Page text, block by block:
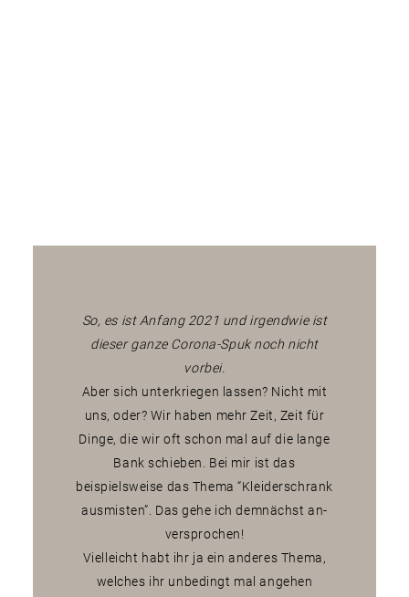
So, es ist Anfang 2021 und irgendwie ist
dieser ganze Corona-Spuk noch nicht
vorbei.
Aber sich unterkriegen lassen? Nicht mit
uns, oder? Wir haben mehr Zeit, Zeit für
Dinge, die wir oft schon mal auf die lange
Bank schieben. Bei mir ist das
beispielsweise das Thema “Kleiderschrank
ausmisten”. Das gehe ich demnächst an-
versprochen!
Vielleicht habt ihr ja ein anderes Thema,
welches ihr unbedingt mal angehen